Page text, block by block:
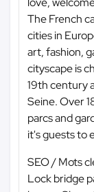
The French
cities in
art, fashion,
cityscape is
19th century
Seine. Over
parcs and
it's guests to
SEO / Mots
Lock bridge